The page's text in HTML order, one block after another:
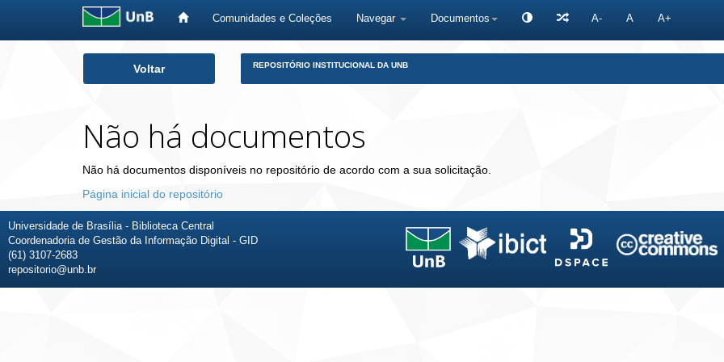
Comunidades e Coleções Navegar Documentos A- A A+
Voltar REPOSITÓRIO INSTITUCIONAL DA UNB
Não há documentos
Não há documentos disponíveis no repositório de acordo com a sua solicitação.
Página inicial do repositório
Universidade de Brasília - Biblioteca Central
Coordenadoria de Gestão da Informação Digital - GID
(61) 3107-2683
repositorio@unb.br